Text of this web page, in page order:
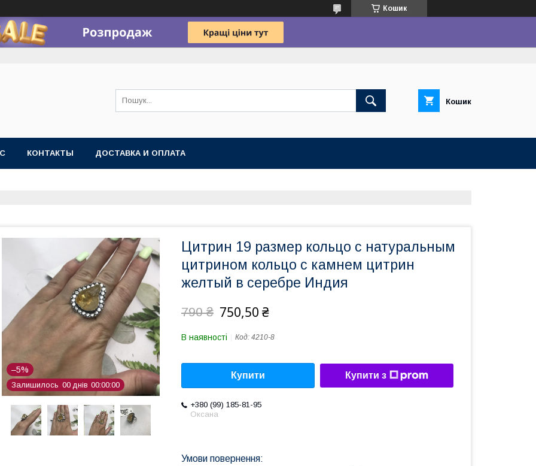
Кошик
Кошик
КОНТАКТЫ ДОСТАВКА И ОПЛАТА
–5%
Залишилось 00 днів 00 00 00
Цитрин 19 размер кольцо с натуральным
цитрином кольцо с камнем цитрин
желтый в серебре Индия
790 ₴ 750,50 ₴
В наявності Код: 4210-8
Купити Купити з
+380 (99) 185-81-95
Оксана